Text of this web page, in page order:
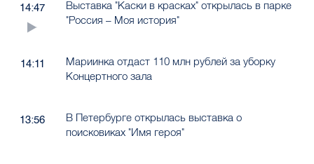
14:47
Выставка "Каски в красках" открылась в парке
"Россия – Моя история"
14:11
Мариинка отдаст 110 млн рублей за уборку
Концертного зала
13:56
В Петербурге открылась выставка о
поисковиках "Имя героя"